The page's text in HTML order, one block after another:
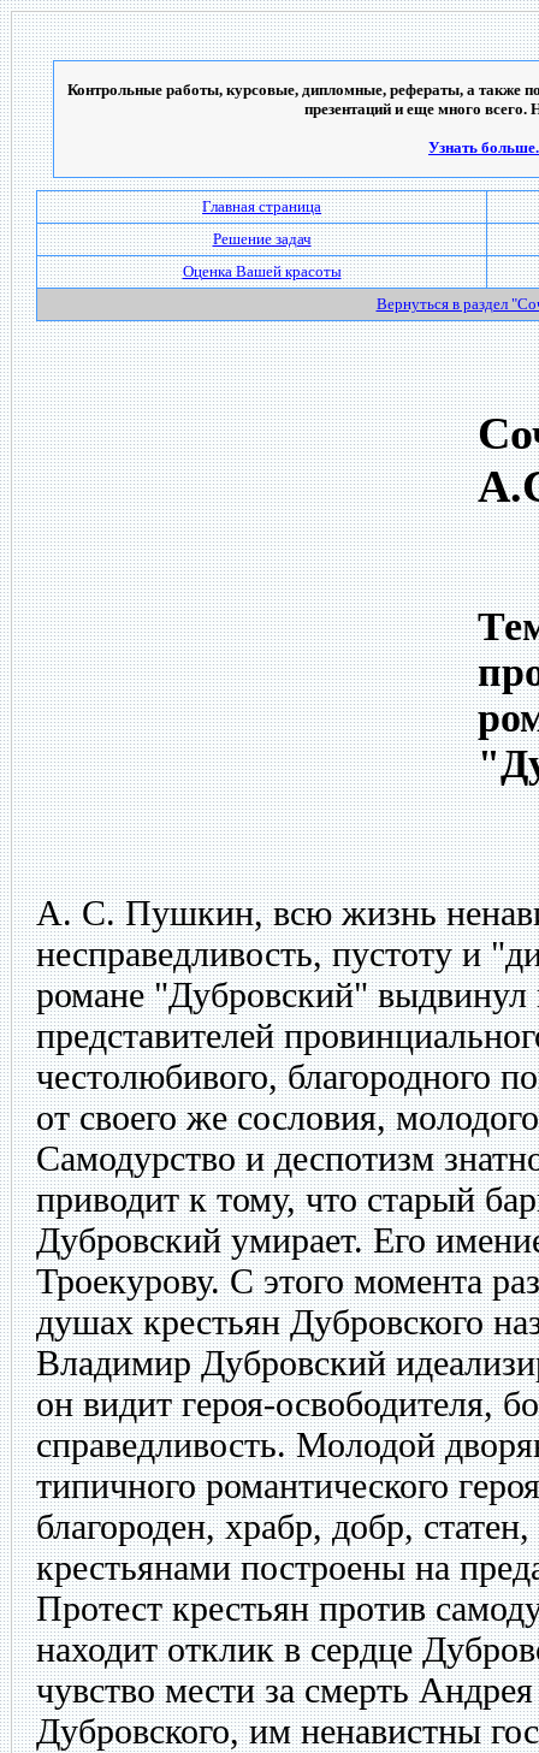
Контрольные работы, курсовые, дипломные, рефераты, а также
презентаций и еще много всего.
Узнать
Главная страница
Решение задач
Оценка Вашей красоты
Вернуться в раздел
А. С. Пушкин, всю жизнь
несправедливость, пустоту и
романе "Дубровский" выдвинул
представителей
честолюбивого, благородного
от своего же сословия,
Самодурство и деспотизм
приводит к тому, что старый
Дубровский умирает. Его
Троекурову. С этого момента
душах крестьян Дубровского
Владимир Дубровский
он видит героя-освободителя,
справедливость. Молодой
типичного романтического
благороден, храбр, добр,
крестьянами построены на
Протест крестьян против
находит отклик в сердце
чувство мести за смерть
Дубровского, им ненавистны